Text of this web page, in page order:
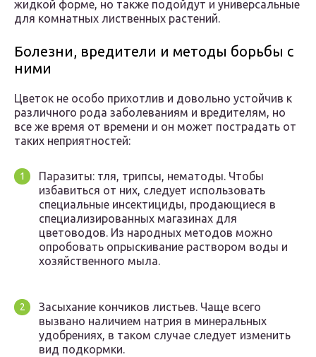
жидкой форме, но также подойдут и универсальные
для комнатных лиственных растений.
Болезни, вредители и методы борьбы с
ними
Цветок не особо прихотлив и довольно устойчив к
различного рода заболеваниям и вредителям, но
все же время от времени и он может пострадать от
таких неприятностей:
Паразиты: тля, трипсы, нематоды. Чтобы
избавиться от них, следует использовать
специальные инсектициды, продающиеся в
специализированных магазинах для
цветоводов. Из народных методов можно
опробовать опрыскивание раствором воды и
хозяйственного мыла.
Засыхание кончиков листьев. Чаще всего
вызвано наличием натрия в минеральных
удобрениях, в таком случае следует изменить
вид подкормки.